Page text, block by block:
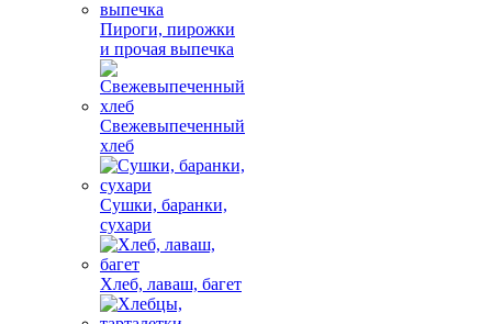
Пироги, пирожки
и прочая выпечка
Свежевыпеченный
хлеб
Сушки, баранки,
сухари
Хлеб, лаваш, багет